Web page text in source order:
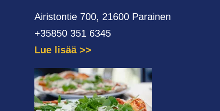
Airistontie 700, 21600 Parainen
+35850 351 6345
Lue lisää